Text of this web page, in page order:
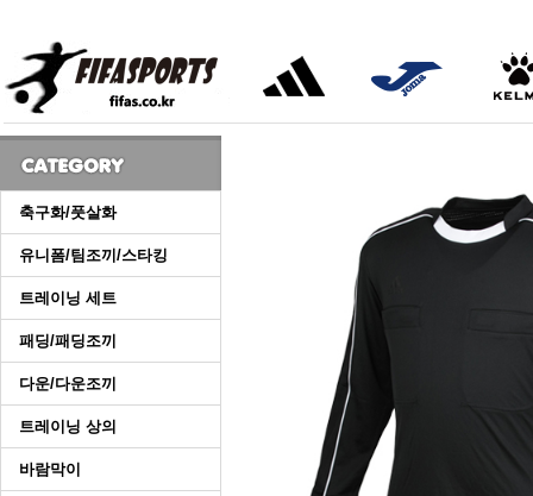
축구화/풋살화
유니폼/팀조끼/스타킹
트레이닝 세트
패딩/패딩조끼
다운/다운조끼
트레이닝 상의
바람막이